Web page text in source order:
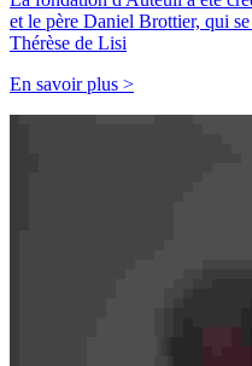
et le père Daniel Brottier, qui
Thérèse de Lisi
En savoir plus >